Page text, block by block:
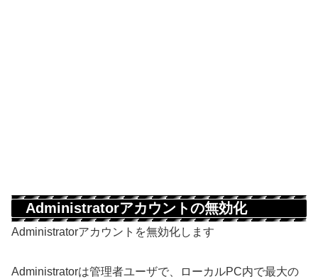
Administratorアカウントの無効化
Administratorアカウントを無効化します
Administratorは管理者ユーザで、ローカルPC内で最大の